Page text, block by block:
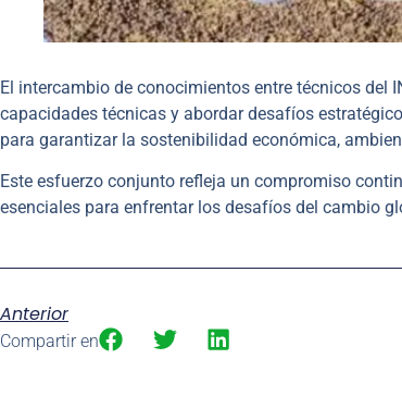
El intercambio de conocimientos entre técnicos del
capacidades técnicas y abordar desafíos
para garantizar la sostenibilidad económica,
Este esfuerzo conjunto refleja un compromiso
esenciales para enfrentar los desafíos del cambio
Anterior
Compartir en